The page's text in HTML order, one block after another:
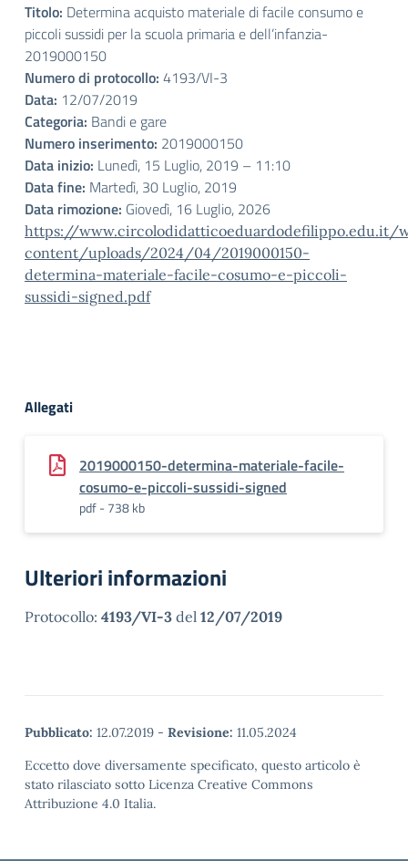
Titolo: Determina acquisto materiale di facile consumo e
piccoli sussidi per la scuola primaria e dell’infanzia-
2019000150
Numero di protocollo: 4193/VI-3
Data: 12/07/2019
Categoria: Bandi e gare
Numero inserimento: 2019000150
Data inizio: Lunedì, 15 Luglio, 2019 – 11:10
Data fine: Martedì, 30 Luglio, 2019
Data rimozione: Giovedì, 16 Luglio, 2026
https://www.circolodidatticoeduardodefilippo.edu.it/
content/uploads/2024/04/2019000150-
determina-materiale-facile-cosumo-e-piccoli-
sussidi-signed.pdf
Allegati
2019000150-determina-materiale-facile-
cosumo-e-piccoli-sussidi-signed
pdf - 738 kb
Ulteriori informazioni
Protocollo: 4193/VI-3 del 12/07/2019
Pubblicato: 12.07.2019 - Revisione: 11.05.2024
Eccetto dove diversamente specificato, questo articolo è
stato rilasciato sotto Licenza Creative Commons
Attribuzione 4.0 Italia.